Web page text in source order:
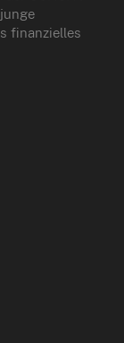
finanzielles